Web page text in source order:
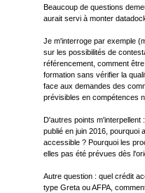
Beaucoup de questions
aurait servi à monter
Je m'interroge par exemple
sur les possibilités de
référencement, comment
formation sans vérifier la
face aux demandes des
prévisibles en compétences
D'autres points m'interpellent
publié en juin 2016, pourquoi
accessible ? Pourquoi les
elles pas été prévues dès
Autre question : quel crédit
type Greta ou AFPA,